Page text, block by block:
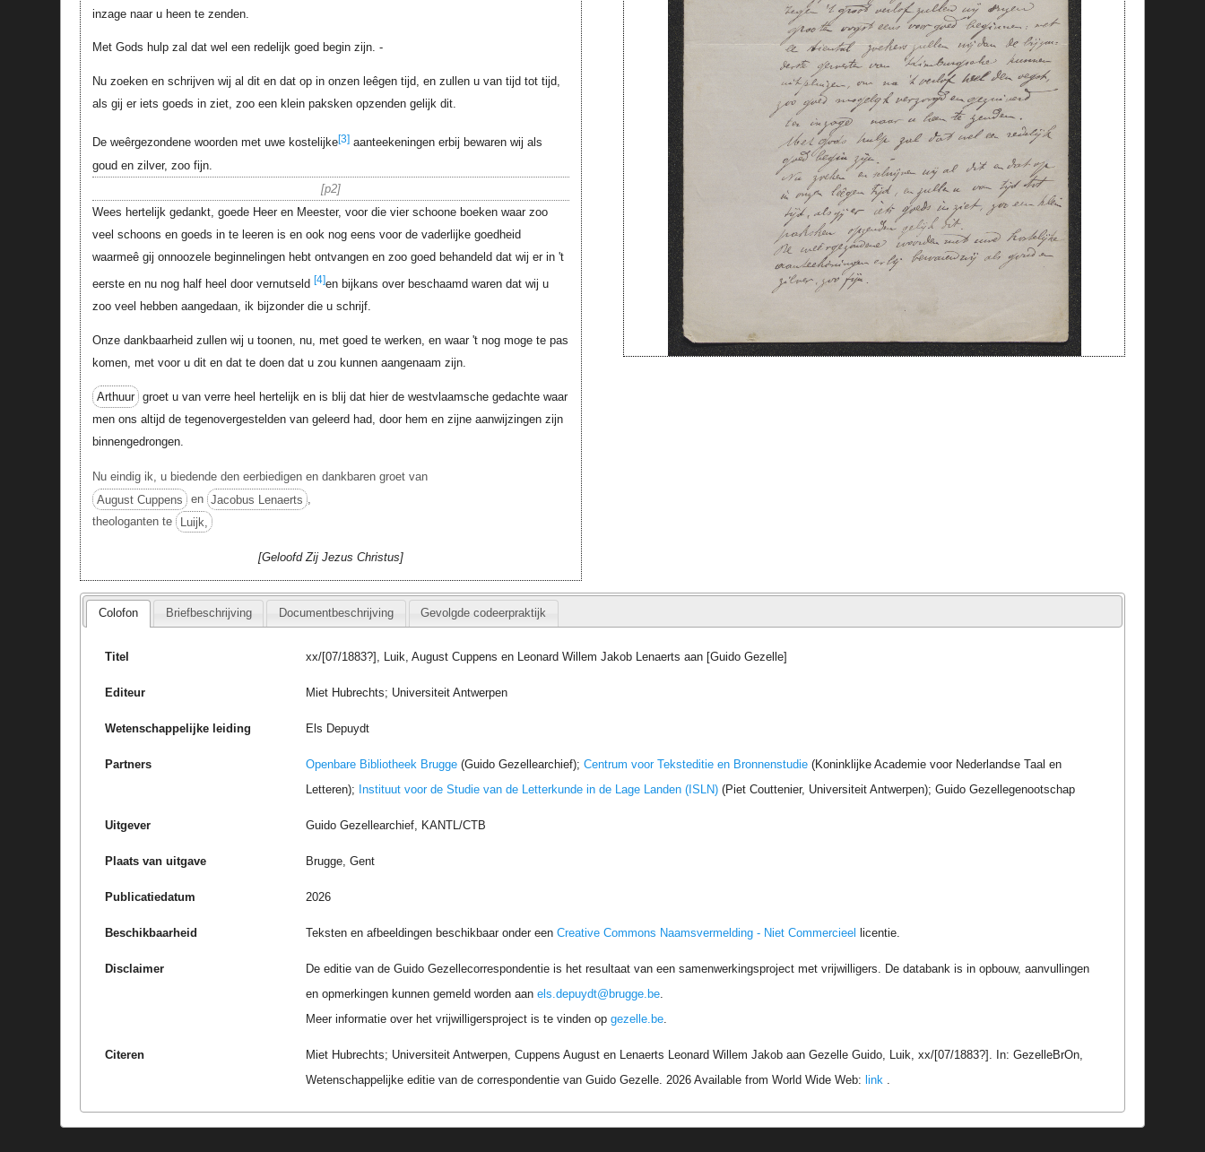
inzage naar u heen te zenden.
Met Gods hulp zal dat wel een redelijk goed begin zijn. -
Nu zoeken en schrijven wij al dit en dat op in onzen leêgen tijd, en zullen u van tijd tot tijd,
als gij er iets goeds in ziet, zoo een klein paksken opzenden gelijk dit.
De weêrgezondene woorden met uwe kostelijke[3]aanteekeningen erbij bewaren wij als
goud en zilver, zoo fijn.
p2
Wees hertelijk gedankt, goede Heer en Meester, voor die vier schoone boeken waar zoo
veel schoons en goeds in te leeren is en ook nog eens voor de vaderlijke goedheid
waarmeê gij onnoozele beginnelingen hebt ontvangen en zoo goed behandeld dat wij er in 't
eerste en nu nog half heel door vernutseld [4]en bijkans over beschaamd waren dat wij u
zoo veel hebben aangedaan, ik bijzonder die u schrijf.
Onze dankbaarheid zullen wij u toonen, nu, met goed te werken, en waar 't nog moge te pas
komen, met voor u dit en dat te doen dat u zou kunnen aangenaam zijn.
Arthuur groet u van verre heel hertelijk en is blij dat hier de westvlaamsche gedachte waar
men ons altijd de tegenovergestelden van geleerd had, door hem en zijne aanwijzingen zijn
binnengedrongen.
Nu eindig ik, u biedende den eerbiedigen en dankbaren groet van
August Cuppens en Jacobus Lenaerts ,
theologanten te
Luijk,
Geloofd Zij Jezus Christus
Colofon Briefbeschrijving Documentbeschrijving Gevolgde codeerpraktijk
Titel xx/[07/1883?], Luik, August Cuppens en Leonard Willem Jakob Lenaerts aan [Guido Gezelle]
Editeur Miet Hubrechts; Universiteit Antwerpen
Wetenschappelijke leiding Els Depuydt
Partners Openbare Bibliotheek Brugge (Guido Gezellearchief);Centrum voor Teksteditie en Bronnenstudie (Koninklijke Academie voor Nederlandse Taal en
Letteren); Instituut voor de Studie van de Letterkunde in de Lage Landen (ISLN) (Piet Couttenier, Universiteit Antwerpen); Guido Gezellegenootschap
Uitgever Guido Gezellearchief, KANTL/CTB
Plaats van uitgave Brugge, Gent
Publicatiedatum 2026
Beschikbaarheid Teksten en afbeeldingen beschikbaar onder eenCreative Commons Naamsvermelding - Niet Commercieel licentie.
Disclaimer
De editie van de Guido Gezellecorrespondentie is het resultaat van een samenwerkingsproject met vrijwilligers. De databank is in opbouw, aanvullingen
en opmerkingen kunnen gemeld worden aanels.depuydt@brugge.be
Meer informatie over het vrijwilligersproject is te vinden opgezelle.be
Citeren
Miet Hubrechts; Universiteit Antwerpen, Cuppens August en Lenaerts Leonard Willem Jakob aan Gezelle Guido, Luik, xx/[07/1883?]. In: GezelleBrOn,
Wetenschappelijke editie van de correspondentie van Guido Gezelle. 2026 Available from World Wide Web: link